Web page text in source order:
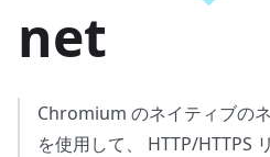
net
Chromium のネイティブの
を使用して、 HTTP/HTTPS